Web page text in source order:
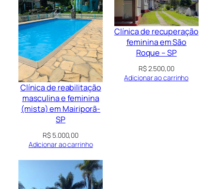
Clínica de reabilitação
masculina e feminina
(mista) em Mairiporã-
SP
R$ 5.000,00
Adicionar ao carrinho
Clínica de recuperação
feminina em São
Roque – SP
R$2.500,00
Adicionar ao carrinho